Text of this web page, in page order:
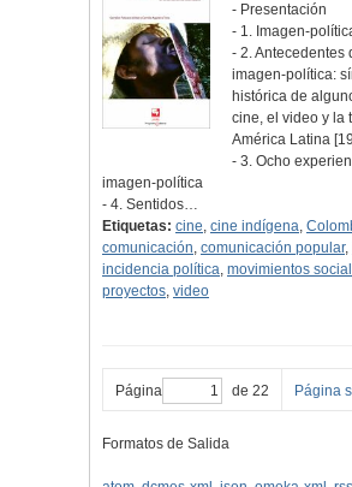
- Presentación
- 1. Imagen-
- 2. Antecedentes
imagen-política:
histórica de
cine, el video y la
América Latina
- 3. Ocho
imagen-política
- 4. Sentidos…
Etiquetas: cine, cine indígena,
comunicación, comunicación popular,
incidencia política, movimientos
proyectos, video
Página de 22 Página
Formatos de Salida